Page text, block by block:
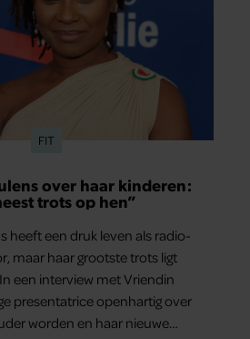
FIT
over haar kinderen:
trots op hen”
heeft een druk leven als radio-
maar haar grootste trots ligt
een interview met Vriendin
presentatrice openhartig over
worden en haar nieuwe